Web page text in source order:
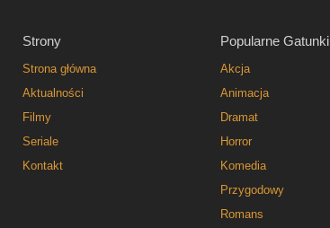
Strony
Strona główna
Aktualności
Filmy
Seriale
Kontakt
Popularne Gatunki
Akcja
Animacja
Dramat
Horror
Komedia
Przygodowy
Romans